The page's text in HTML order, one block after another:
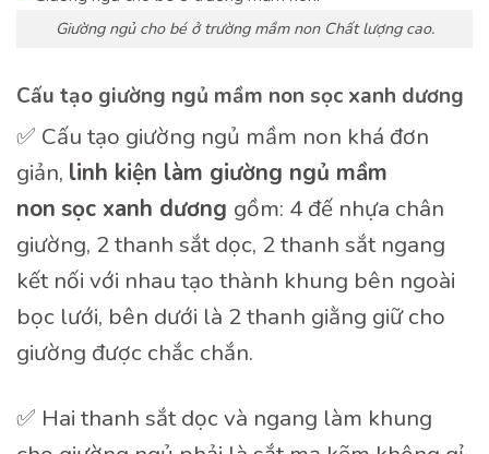
Giường ngủ cho bé ở trường mầm non Chất lượng cao.
Cấu tạo giường ngủ mầm non sọc xanh dương
✅ Cấu tạo giường ngủ mầm non khá đơn
giản, linh kiện làm giường ngủ mầm
non sọc xanh dương gồm: 4 đế nhựa chân
giường, 2 thanh sắt dọc, 2 thanh sắt ngang
kết nối với nhau tạo thành khung bên ngoài
bọc lưới, bên dưới là 2 thanh giằng giữ cho
giường được chắc chắn.
✅ Hai thanh sắt dọc và ngang làm khung